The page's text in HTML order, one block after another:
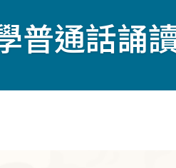
普通話誦